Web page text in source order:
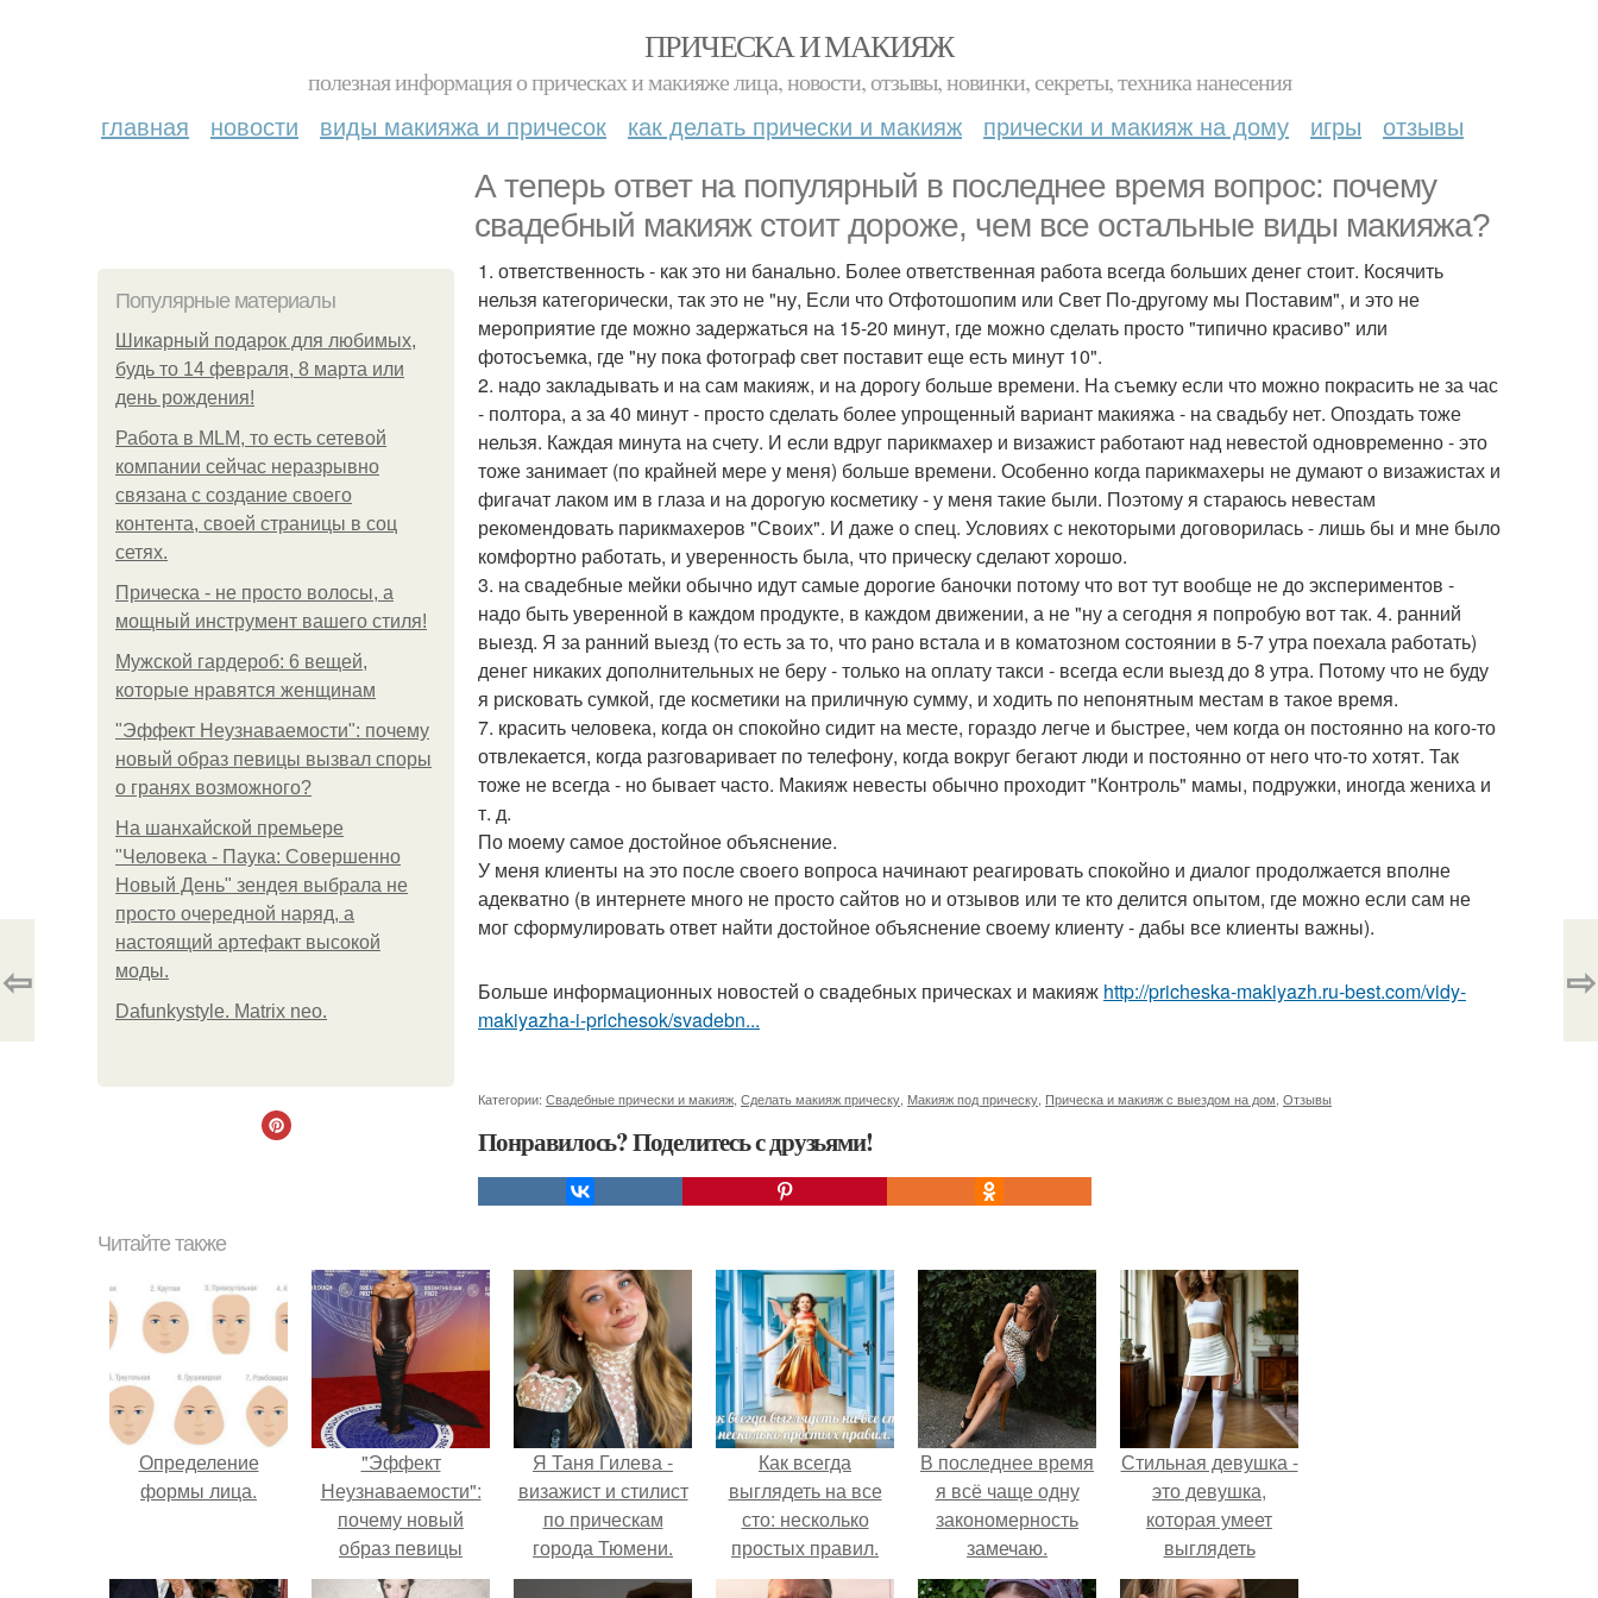
ПРИЧЕСКА И МАКИЯЖ
полезная информация о прическах и макияже лица, новости, отзывы, новинки, секреты, техника нанесения
главная новости виды макияжа и причесок как делать прически и макияж прически и макияж на дому игры отзывы
А теперь ответ на популярный в последнее время вопрос: почему
свадебный макияж стоит дороже, чем все остальные виды макияжа?
Популярные материалы
Шикарный подарок для любимых,
будь то 14 февраля, 8 марта или
день рождения!
Работа в MLM, то есть сетевой
компании сейчас неразрывно
связана с создание своего
контента, своей страницы в соц
сетях.
Прическа - не просто волосы, а
мощный инструмент вашего стиля!
Мужской гардероб: 6 вещей,
которые нравятся женщинам
"Эффект Неузнаваемости": почему
новый образ певицы вызвал споры
о гранях возможного?
На шанхайской премьере
"Человека - Паука: Совершенно
Новый День" зендея выбрала не
просто очередной наряд, а
настоящий артефакт высокой
моды.
Dafunkystyle. Matrix neo.
1. ответственность - как это ни банально. Более ответственная работа всегда больших денег стоит. Косячить
нельзя категорически, так это не "ну, Если что Отфотошопим или Свет По-другому мы Поставим", и это не
мероприятие где можно задержаться на 15-20 минут, где можно сделать просто "типично красиво" или
фотосъемка, где "ну пока фотограф свет поставит еще есть минут 10".
2. надо закладывать и на сам макияж, и на дорогу больше времени. На съемку если что можно покрасить не за час
- полтора, а за 40 минут - просто сделать более упрощенный вариант макияжа - на свадьбу нет. Опоздать тоже
нельзя. Каждая минута на счету. И если вдруг парикмахер и визажист работают над невестой одновременно - это
тоже занимает (по крайней мере у меня) больше времени. Особенно когда парикмахеры не думают о визажистах и
фигачат лаком им в глаза и на дорогую косметику - у меня такие были. Поэтому я стараюсь невестам
рекомендовать парикмахеров "Своих". И даже о спец. Условиях с некоторыми договорилась - лишь бы и мне было
комфортно работать, и уверенность была, что прическу сделают хорошо.
3. на свадебные мейки обычно идут самые дорогие баночки потому что вот тут вообще не до экспериментов -
надо быть уверенной в каждом продукте, в каждом движении, а не "ну а сегодня я попробую вот так. 4. ранний
выезд. Я за ранний выезд (то есть за то, что рано встала и в коматозном состоянии в 5-7 утра поехала работать)
денег никаких дополнительных не беру - только на оплату такси - всегда если выезд до 8 утра. Потому что не буду
я рисковать сумкой, где косметики на приличную сумму, и ходить по непонятным местам в такое время.
7. красить человека, когда он спокойно сидит на месте, гораздо легче и быстрее, чем когда он постоянно на кого-то
отвлекается, когда разговаривает по телефону, когда вокруг бегают люди и постоянно от него что-то хотят. Так
тоже не всегда - но бывает часто. Макияж невесты обычно проходит "Контроль" мамы, подружки, иногда жениха и
т. д.
По моему самое достойное объяснение.
У меня клиенты на это после своего вопроса начинают реагировать спокойно и диалог продолжается вполне
адекватно (в интернете много не просто сайтов но и отзывов или те кто делится опытом, где можно если сам не
мог сформулировать ответ найти достойное объяснение своему клиенту - дабы все клиенты важны).
Больше информационных новостей о свадебных прическах и макияж http://pricheska-makiyazh.ru-best.com/vidy-
makiyazha-i-prichesok/svadebn...
Категории: Свадебные прически и макияж Сделать макияж прическу Макияж под прическу Прическа и макияж с выездом на дом Отзывы
Понравилось? Поделитесь с друзьями!
⇦ ⇨
Читайте также
Определение
формы лица.
"Эффект
Неузнаваемости":
почему новый
образ певицы
вызвал споры о
Я Таня Гилева -
визажист и стилист
по прическам
города Тюмени.
Как всегда
выглядеть на все
сто: несколько
простых правил.
В последнее время
я всё чаще одну
закономерность
замечаю.
Стильная девушка -
это девушка,
которая умеет
выглядеть
привлекательно и